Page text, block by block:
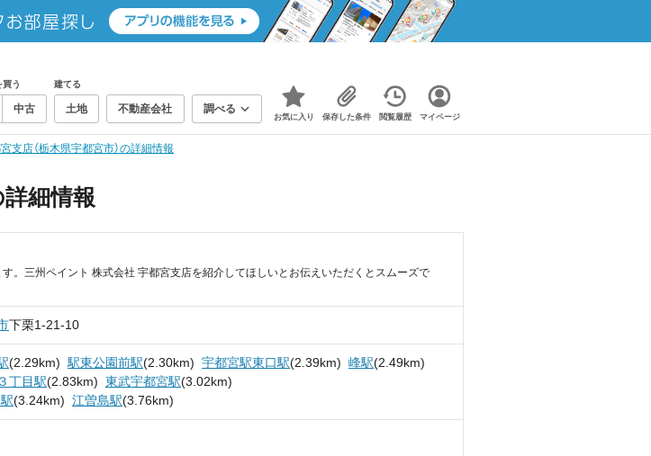
う
中古
建てる
土地 不動産会社 調べる
お気に入り 保存した条件 閲覧履歴 マイページ
支店（栃木県宇都宮市）の詳細情報
細情報
す。三州ペイント 株式会社 宇都宮支店を紹介してほしいとお伝えいただくとスムーズで
下栗1-21-10
(2.29km) 駅東公園前駅(2.30km) 宇都宮駅東口駅(2.39km) 峰駅(2.49km)
丁目駅(2.83km) 東武宇都宮駅(3.02km)
(3.24km) 江曽島駅(3.76km)